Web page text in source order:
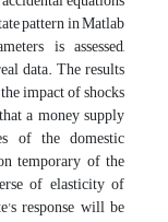
pattern in Matlab
is assessed,
data. The results
impact of shocks
a money supply
of the domestic
temporary of the
of elasticity of
response will be